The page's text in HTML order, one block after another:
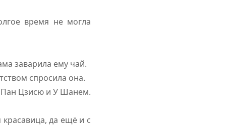
время не могла
заварила ему чай.
спросила она.
Пан Цзисю и У Шанем.
да ещё и с